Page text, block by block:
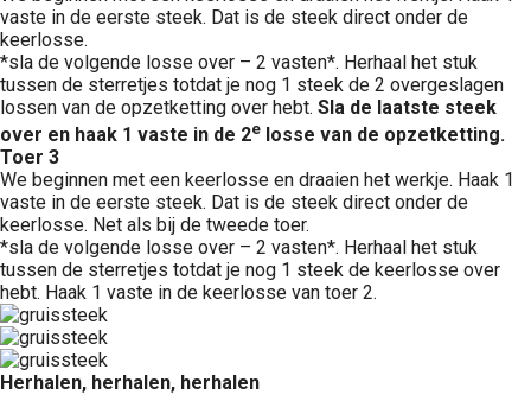
vaste in de eerste steek. Dat is de steek direct onder de
keerlosse.
*sla de volgende losse over – 2 vasten*. Herhaal het stuk
tussen de sterretjes totdat je nog 1 steek de 2 overgeslagen
lossen van de opzetketting over hebt. Sla de laatste steek
over en haak 1 vaste in de 2e losse van de opzetketting.
Toer 3
We beginnen met een keerlosse en draaien het werkje. Haak 1
vaste in de eerste steek. Dat is de steek direct onder de
keerlosse. Net als bij de tweede toer.
*sla de volgende losse over – 2 vasten*. Herhaal het stuk
tussen de sterretjes totdat je nog 1 steek de keerlosse over
hebt. Haak 1 vaste in de keerlosse van toer 2.
Herhalen, herhalen, herhalen